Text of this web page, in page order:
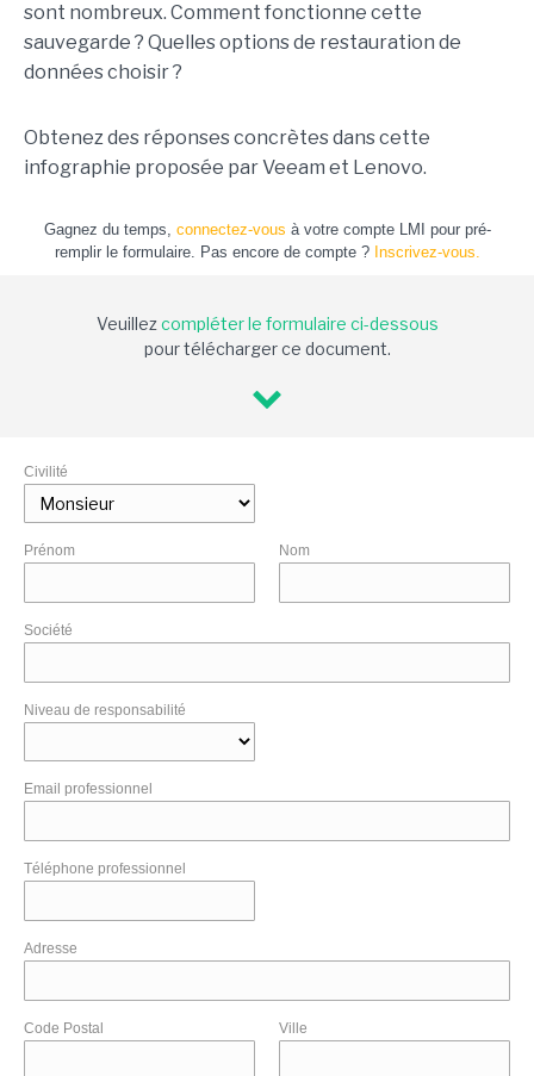
sont nombreux. Comment fonctionne cette
sauvegarde ? Quelles options de restauration de
données choisir ?
Obtenez des réponses concrètes dans cette
infographie proposée par Veeam et Lenovo.
Gagnez du temps, connectez-vous à votre compte LMI pour pré-
remplir le formulaire. Pas encore de compte ? Inscrivez-vous.
Veuillezcompléter le formulaire ci-dessous
pour télécharger ce document.
Civilité
Prénom Nom
Société
Niveau de responsabilité
Email professionnel
Téléphone professionnel
Adresse
Code Postal Ville